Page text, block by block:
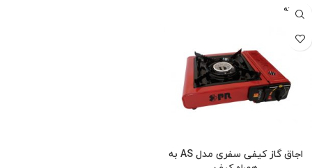
فروخته
شده
اجاق گاز کیفی سفری مدل AS به